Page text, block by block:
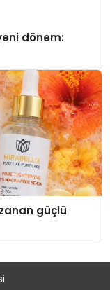
dönem:
güçlü